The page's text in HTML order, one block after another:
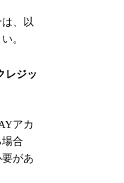
、以
。
レジッ
アカ
合
があ